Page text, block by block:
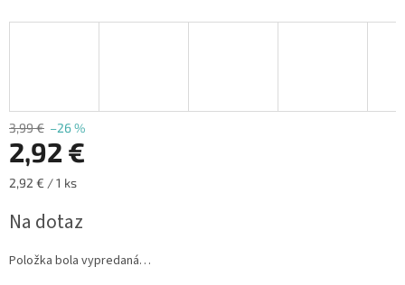
3,99 € –26 %
2,92 €
Jednotková
2,92 € / 1 ks
Na dotaz
Položka bola vypredaná…